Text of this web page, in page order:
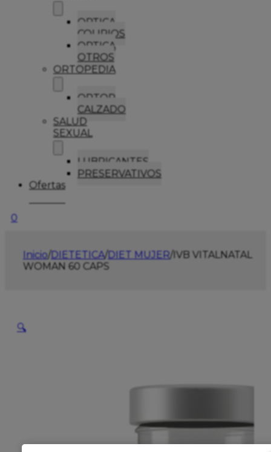
OPTICA
COLIRIOS
OPTICA
OTROS
ORTOPEDIA
ORTOP
CALZADO
SALUD
SEXUAL
LUBRICANTES
PRESERVATIVOS
Ofertas
0
Inicio/DIETETICA/DIET MUJER/IVB VITALNATAL
WOMAN 60 CAPS
🔍